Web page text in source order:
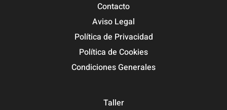
Contacto
Aviso Legal
Política de Privacidad
Política de Cookies
Condiciones Generales
Taller